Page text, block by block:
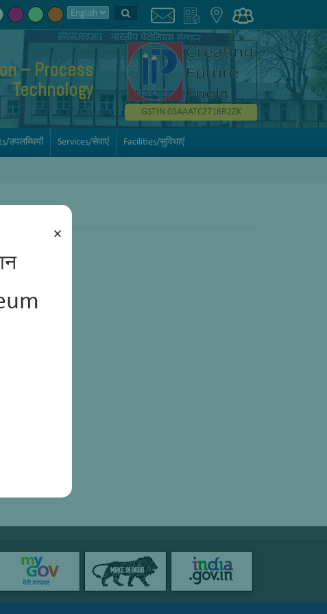
×
– Process
Technology
GSTIN 05AAATC2716R2ZK
उपलब्धियों Services/सेवाएं Facilities/सुविधाएं